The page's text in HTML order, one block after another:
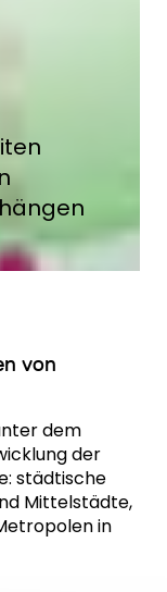
von
dem
der
städtische
Mittelstädte,
in